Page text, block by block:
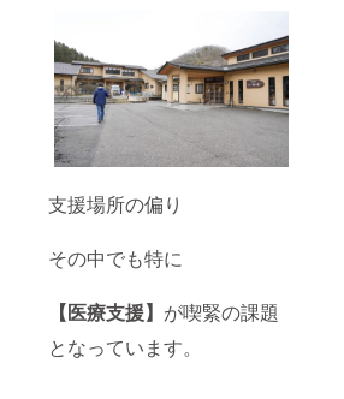
支援場所の偏り
その中でも特に
【医療支援】 が喫緊の課題
となっています。